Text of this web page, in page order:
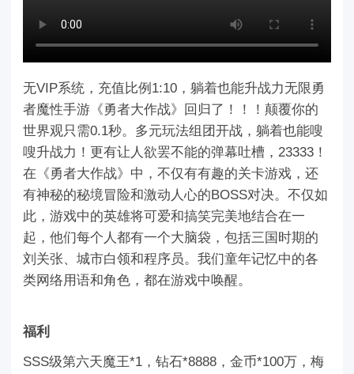
无VIP系统，充值比例1:10，躺着也能升战力无限勇
者魔性手游《勇者大作战》回归了！！！颠覆你的
世界观只需0.1秒。多元玩法组团开战，躺着也能嗖
嗖升战力！更有让人欲罢不能的弹幕吐槽，23333！
在《勇者大作战》中，不仅有有趣的关卡游戏，还
有神秘的秘境冒险和激动人心的BOSS对决。不仅如
此，游戏中的英雄将可爱和搞笑完美地结合在一
起，他们每个人都有一个大脑袋，包括三国时期的
刘关张、城市白领和程序员。我们童年记忆中的各
类网络用语和角色，都在游戏中唤醒。
福利
SSS级第六天魔王*1，钻石*8888，金币*100万，梅